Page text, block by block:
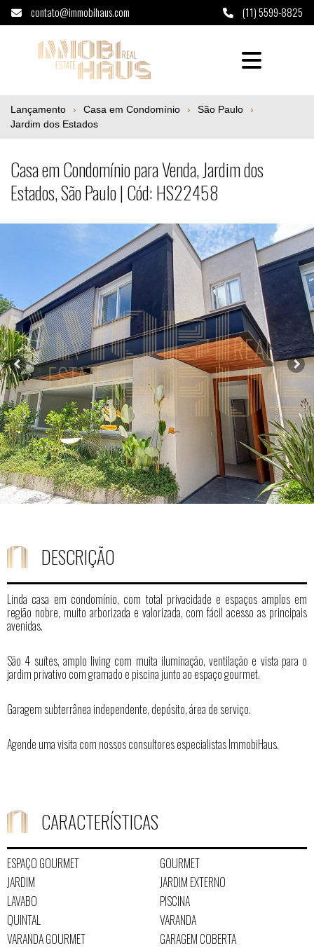
contato@immobihaus.com (11) 5599-8825
Casa em Condomínio para Venda, Jardim
Lançamento Casa em Condomínio
São Paulo
Jardim dos Estados
Casa em Condomínio para Venda, Jardim dos
Estados, São Paulo | Cód: HS22458
DESCRIÇÃO
Linda casa em condomínio, com total privacidade e espaços amplos em
região nobre, muito arborizada e valorizada, com fácil acesso as principais
avenidas.
São 4 suítes, amplo living com muita iluminação, ventilação e vista para o
jardim privativo com gramado e piscina junto ao espaço gourmet.
Garagem subterrânea independente, depósito, área de serviço.
Agende uma visita com nossos consultores especialistas ImmobiHaus.
CARACTERÍSTICAS
ESPAÇO GOURMET
GOURMET
JARDIM
JARDIM EXTERNO
LAVABO
PISCINA
QUINTAL
VARANDA
VARANDA GOURMET
GARAGEM COBERTA